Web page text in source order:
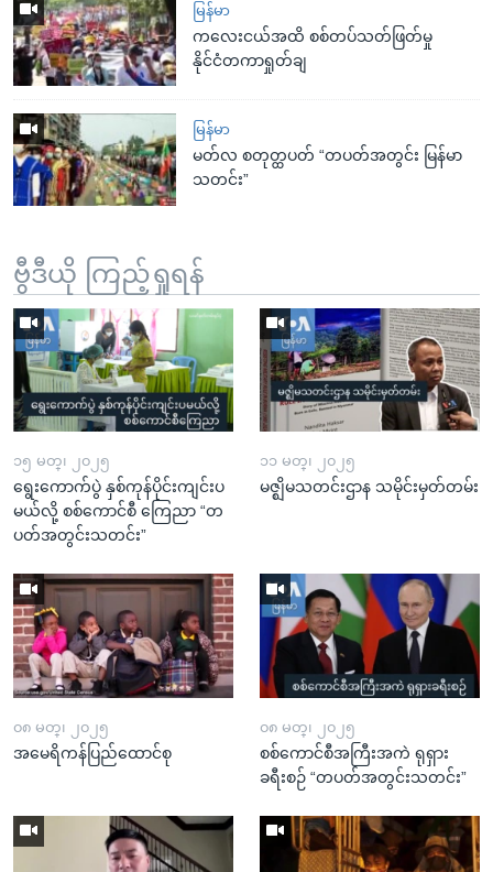
မြန်မာ
ကလေးငယ်အထိ စစ်တပ်သတ်ဖြတ်မှု
နိုင်ငံတကာရှုတ်ချ
မြန်မာ
မတ်လ စတုတ္ထပတ် “တပတ်အတွင်း မြန်မာ
သတင်း”
ဗွီဒီယို ကြည့်ရှုရန်
၁၅ မတ္၊ ၂၀၂၅
ရွေးကောက်ပွဲ နှစ်ကုန်ပိုင်းကျင်းပ
မယ်လို့ စစ်ကောင်စီ ကြေညာ “တ
ပတ်အတွင်းသတင်း”
၁၁ မတ္၊ ၂၀၂၅
မဇ္ဈိမသတင်းဌာန သမိုင်းမှတ်တမ်း
၀၈ မတ္၊ ၂၀၂၅
အမေရိကန်ပြည်ထောင်စု
၀၈ မတ္၊ ၂၀၂၅
စစ်ကောင်စီအကြီးအကဲ ရုရှား
ခရီးစဉ် “တပတ်အတွင်းသတင်း”